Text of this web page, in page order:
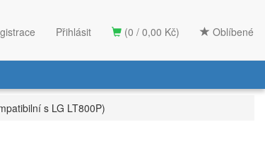
(0 / 0,00 Kč) Oblíbené
Přihlásit
s LG LT800P)